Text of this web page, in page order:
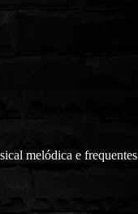
melódica e frequentes